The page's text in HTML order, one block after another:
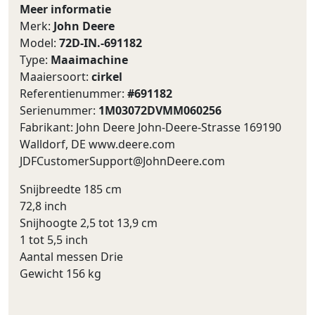
Meer informatie
Merk: John Deere
Model: 72D-IN.-691182
Type: Maaimachine
Maaiersoort: cirkel
Referentienummer: #691182
Serienummer: 1M03072DVMM060256
Fabrikant: John Deere John-Deere-Strasse 169190
Walldorf, DE www.deere.com
JDFCustomerSupport@JohnDeere.com
Snijbreedte 185 cm
72,8 inch
Snijhoogte 2,5 tot 13,9 cm
1 tot 5,5 inch
Aantal messen Drie
Gewicht 156 kg